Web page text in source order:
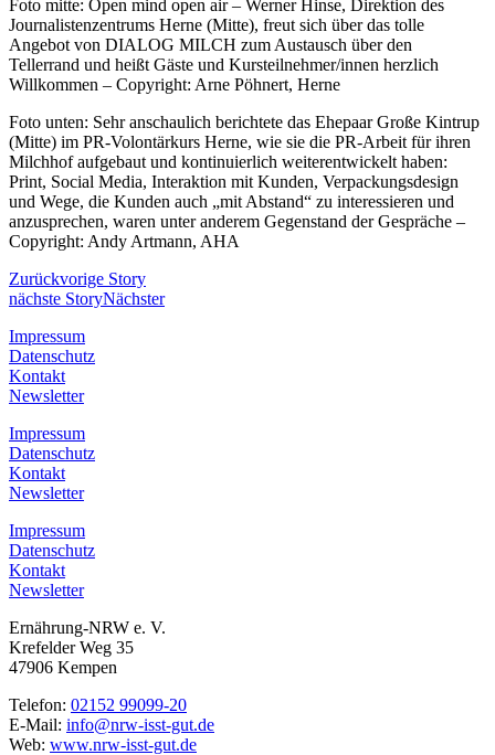
Foto mitte: Open mind open air – Werner Hinse, Direktion des
Journalistenzentrums Herne (Mitte), freut sich über das tolle
Angebot von DIALOG MILCH zum Austausch über den
Tellerrand und heißt Gäste und Kursteilnehmer/innen herzlich
Willkommen – Copyright: Arne Pöhnert, Herne
Foto unten: Sehr anschaulich berichtete das Ehepaar Große Kintrup
(Mitte) im PR-Volontärkurs Herne, wie sie die PR-Arbeit für ihren
Milchhof aufgebaut und kontinuierlich weiterentwickelt haben:
Print, Social Media, Interaktion mit Kunden, Verpackungsdesign
und Wege, die Kunden auch „mit Abstand“ zu interessieren und
anzusprechen, waren unter anderem Gegenstand der Gespräche –
Copyright: Andy Artmann, AHA
Zurückvorige Story
nächste StoryNächster
Impressum
Datenschutz
Kontakt
Newsletter
Impressum
Datenschutz
Kontakt
Newsletter
Impressum
Datenschutz
Kontakt
Newsletter
Ernährung-NRW e. V.
Krefelder Weg 35
47906 Kempen
Telefon: 02152 99099-20
E-Mail: info@nrw-isst-gut.de
Web: www.nrw-isst-gut.de